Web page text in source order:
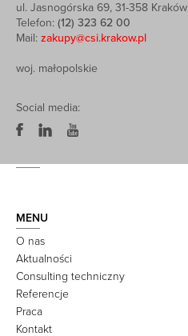
ul. Jasnogórska 69, 31-358 Kraków
Telefon: (12) 323 62 00
Mail: zakupy@csi.krakow.pl
woj. małopolskie
Social media:
MENU
O nas
Aktualności
Consulting techniczny
Referencje
Praca
Kontakt